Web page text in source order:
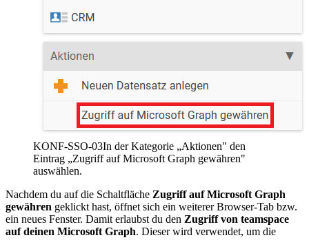
KONF-SSO-03In der Kategorie „Aktionen" den
Eintrag „Zugriff auf Microsoft Graph gewähren"
auswählen.
Nachdem du auf die Schaltfläche Zugriff auf Microsoft Graph
gewähren geklickt hast, öffnet sich ein weiterer Browser-Tab bzw.
ein neues Fenster. Damit erlaubst du den Zugriff von teamspace
auf deinen Microsoft Graph. Dieser wird verwendet, um die